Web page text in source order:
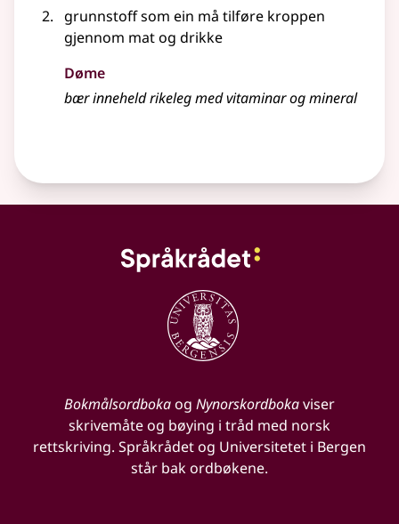
grunnstoff som ein må tilføre kroppen
gjennom mat og drikke
Døme
bær inneheld rikeleg med vitaminar og mineral
Bokmålsordbokaog Nynorskordbokaviser
skrivemåte og bøying i tråd med norsk
rettskriving. Språkrådet og Universitetet i Bergen
står bak ordbøkene.